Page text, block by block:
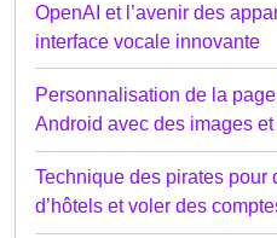
OpenAI et l’avenir des
interface vocale innovante
Personnalisation de la
Android avec des images
Technique des pirates pour
d’hôtels et voler des